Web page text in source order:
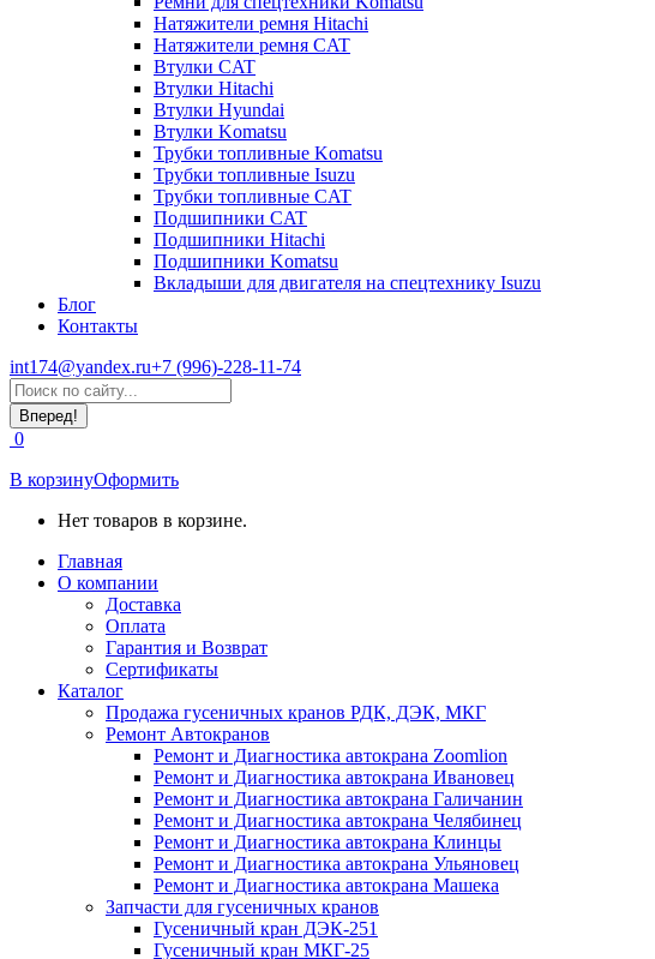
Натяжители ремня Hitachi
Натяжители ремня CAT
Втулки CAT
Втулки Hitachi
Втулки Hyundai
Втулки Komatsu
Трубки топливные Komatsu
Трубки топливные Isuzu
Трубки топливные CAT
Подшипники CAT
Подшипники Hitachi
Подшипники Komatsu
Вкладыши для двигателя на спецтехнику Isuzu
Блог
Контакты
int174@yandex.ru+7 (996)-228-11-74
Страница
WhatsApp
открывается
в
новом
окне
Поиск:
0
В корзинуОформить
Нет товаров в корзине.
Главная
О компании
Доставка
Оплата
Гарантия и Возврат
Сертификаты
Каталог
Продажа гусеничных кранов РДК, ДЭК, МКГ
Ремонт Автокранов
Ремонт и Диагностика автокрана Zoomlion
Ремонт и Диагностика автокрана Ивановец
Ремонт и Диагностика автокрана Галичанин
Ремонт и Диагностика автокрана Челябинец
Ремонт и Диагностика автокрана Клинцы
Ремонт и Диагностика автокрана Ульяновец
Ремонт и Диагностика автокрана Машека
Запчасти для гусеничных кранов
Гусеничный кран ДЭК-251
Гусеничный кран МКГ-25